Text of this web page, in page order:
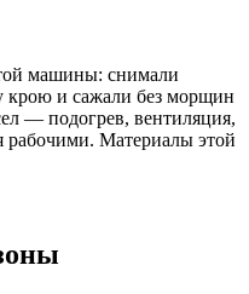
машины: снимали
крою и сажали без морщин
— подогрев, вентиляция,
рабочими. Материалы этой